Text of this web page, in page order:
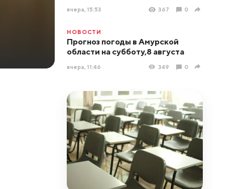
вчера, 15:53 367 0
НОВОСТИ
Прогноз погоды в Амурской
области на субботу,8 августа
вчера, 11:46 349 0